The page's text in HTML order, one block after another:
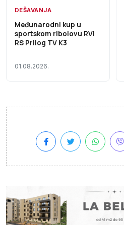
DEŠAVANJA
Međunarodni kup u
sportskom ribolovu RVI
RS Prilog TV K3
01.08.2026.